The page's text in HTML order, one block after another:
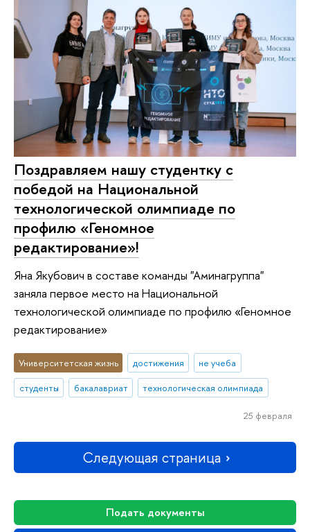
Подать документы
Поздравляем нашу студентку с
победой на Национальной
технологической олимпиаде по
профилю «Геномное
редактирование»!
Яна Якубович в составе команды "Аминагруппа"
заняла первое место на Национальной
технологической олимпиаде по профилю «Геномное
редактирование»
Университетская жизнь достижения
не учеба
студенты
бакалавриат технологическая олимпиада
25 февраля
Следующая страница